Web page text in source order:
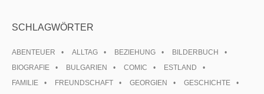
SCHLAGWÖRTER
ABENTEUER ALLTAG BEZIEHUNG
BILDERBUCH
BIOGRAFIE
BULGARIEN COMIC
ESTLAND
FAMILIE
FREUNDSCHAFT GEORGIEN
GESCHICHTE